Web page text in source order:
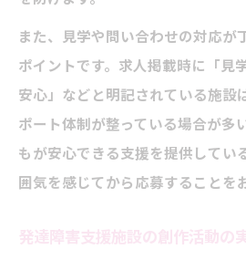
また、見学や問い合わせの対応が
ポイントです。求人掲載時に「見
安心」などと明記されている施設
ポート体制が整っている場合が多
もが安心できる支援を提供してい
囲気を感じてから応募することを
発達障害支援施設の創作活動の